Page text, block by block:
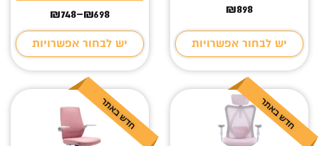
₪898
יש לבחור אפשרויות
₪698
–
₪748
טווח
מחירים:
⁦₪698⁩
עד
יש לבחור אפשרויות